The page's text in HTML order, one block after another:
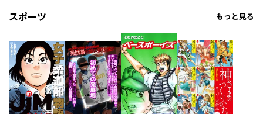
スポーツ もっと見る